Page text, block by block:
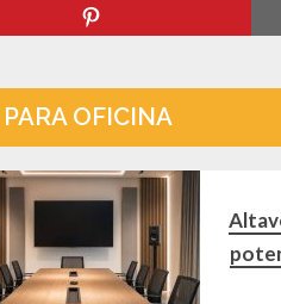
OFICINA